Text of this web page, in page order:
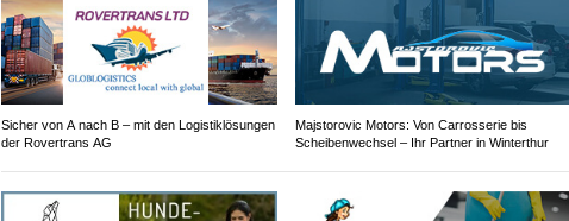
Sicher von A nach B – mit den Logistiklösungen
der Rovertrans AG
Majstorovic Motors: Von Carrosserie bis
Scheibenwechsel – Ihr Partner in Winterthur